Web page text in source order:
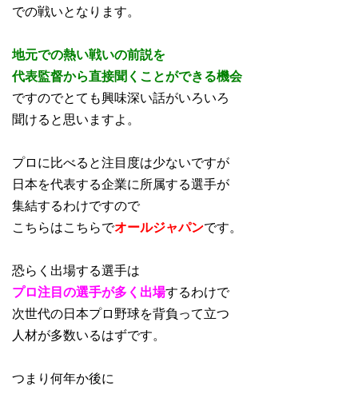
での戦いとなります。
地元での熱い戦いの前説を
代表監督から直接聞くことができる機会
ですのでとても興味深い話がいろいろ
聞けると思いますよ。
プロに比べると注目度は少ないですが
日本を代表する企業に所属する選手が
集結するわけですので
こちらはこちらでオールジャパンです。
恐らく出場する選手は
プロ注目の選手が多く出場するわけで
次世代の日本プロ野球を背負って立つ
人材が多数いるはずです。
つまり何年か後に